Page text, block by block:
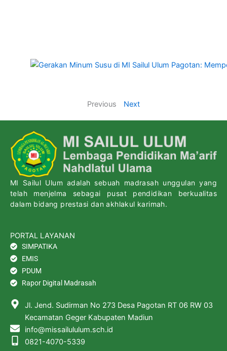
Previous Next
MI Sailul Ulum adalah sebuah madrasah unggulan yang
telah menjelma sebagai pusat pendidikan berkualitas
dalam bidang prestasi dan akhlakul karimah.
PORTAL LAYANAN
SIMPATIKA
EMIS
PDUM
Rapor Digital Madrasah
Jl. Jend. Sudirman No 273 Desa Pagotan RT 06 RW 03
Kecamatan Geger Kabupaten Madiun
info@missailululum.sch.id
0821-4070-5339